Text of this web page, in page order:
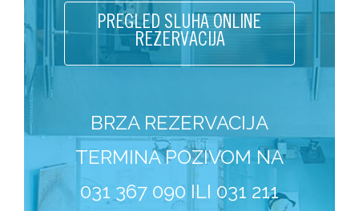
PREGLED SLUHA ONLINE
REZERVACIJA
BRZA REZERVACIJA
TERMINA POZIVOM NA
031 367 090 ILI 031 211